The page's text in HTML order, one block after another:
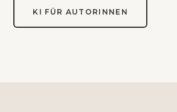
KI FÜR AUTORINNEN